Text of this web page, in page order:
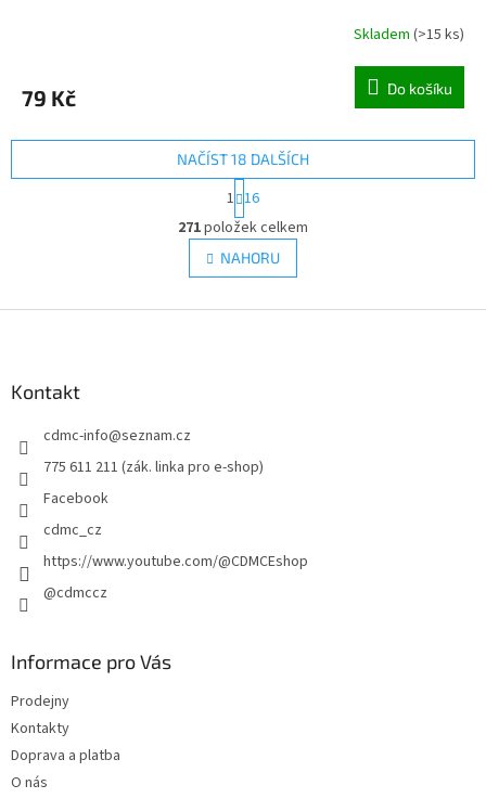
Skladem (>15 ks)
79 Kč Do košíku
O
v
l
á
y
s
NAČÍST 18 DALŠÍCH
t
r
á
n
k
v
1 16
271položek celkem
NAHORU
Kontakt
cdmc-info@seznam.cz
775 611 211 (zák. linka pro e-shop)
Facebook
cdmc_cz
https://www.youtube.com/@CDMCEshop
@cdmccz
Informace pro Vás
Prodejny
Kontakty
Doprava a platba
O nás